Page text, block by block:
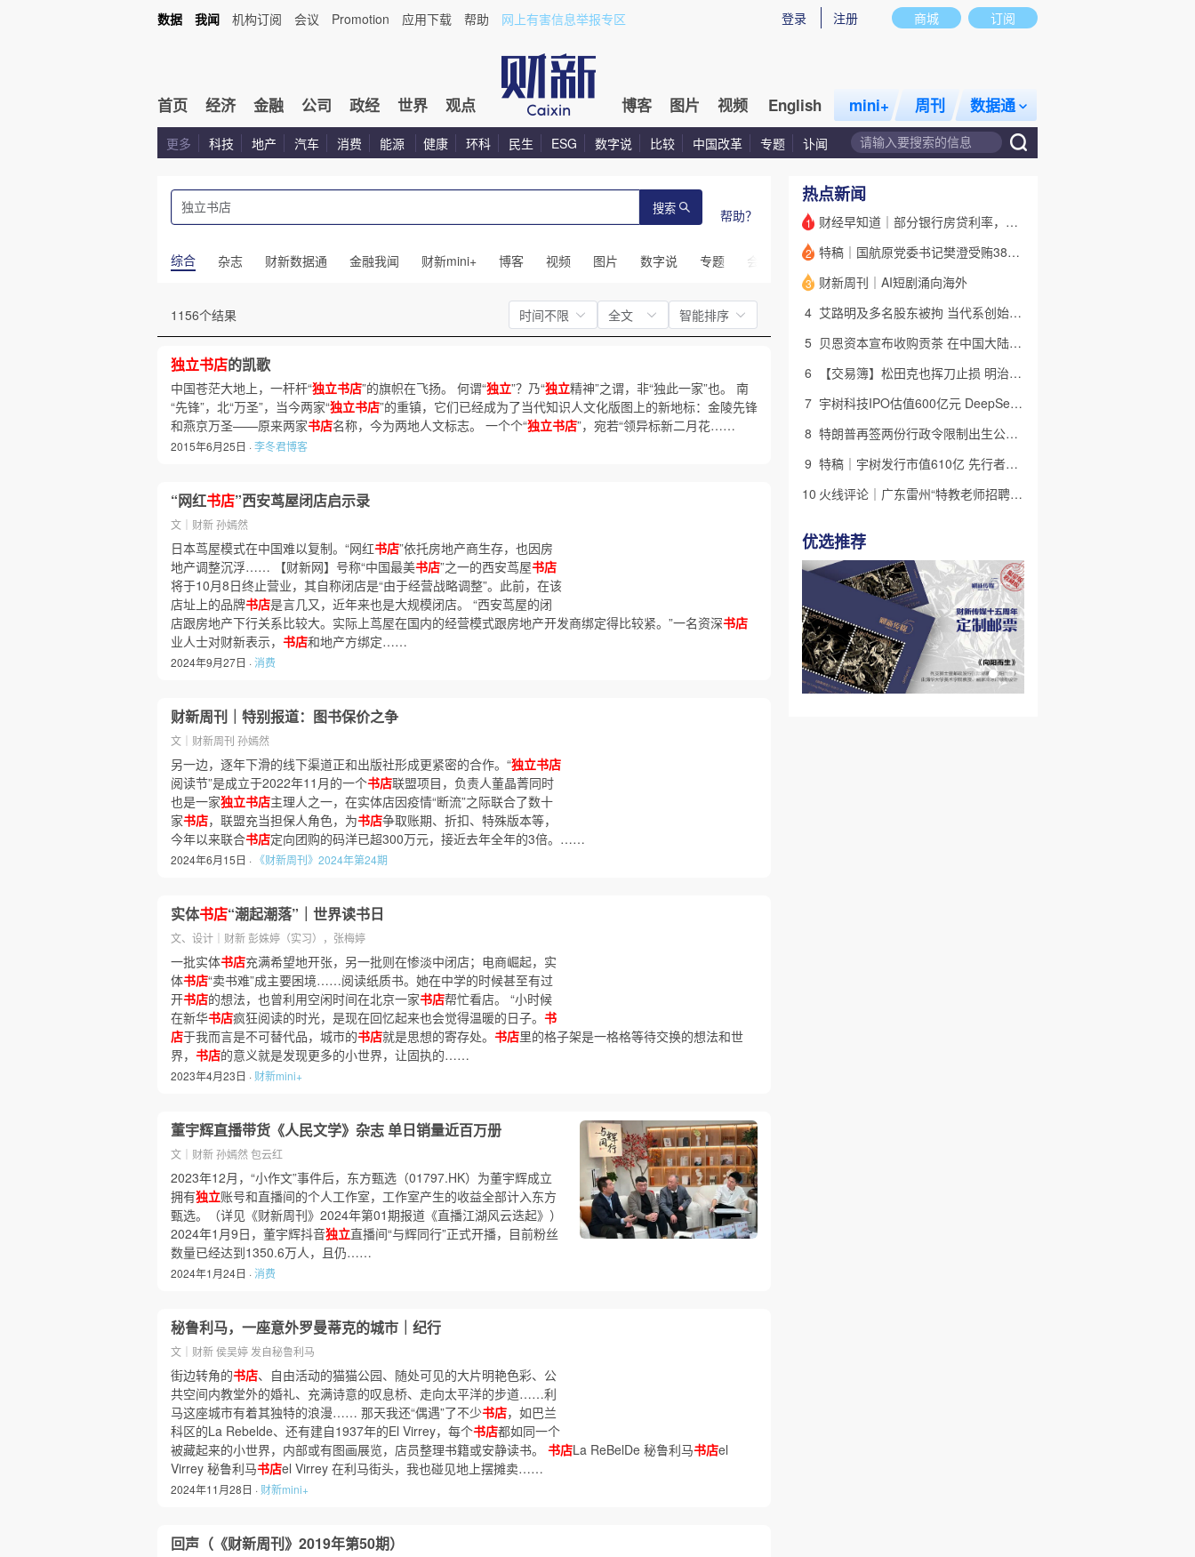
商城 订阅
登录 注册
数据 我闻 机构订阅 会议 Promotion 应用下载 帮助 网上有害信息举报专区
首页 经济 金融 公司 政经 世界 观点 博客 图片 视频 English mini+ 周刊 数据通
更多 科技 地产 汽车 消费 能源 健康 环科 民生 ESG 数字说 比较 中国改革 专题 讣闻
搜索 帮助？
综合 杂志 财新数据通 金融我闻 财新mini+ 博客 视频 图片 数字说 专题 会议 话题 特别呈现 私房课
1156个结果 时间不限 全文 智能排序
独立书店的凯歌
中国苍茫大地上，一杆杆“独立书店”的旗帜在飞扬。 何谓“独立”？乃“独立精神”之谓，非“独此一家”也。 南
“先锋”，北“万圣”，当今两家“独立书店”的重镇，它们已经成为了当代知识人文化版图上的新地标：金陵先锋
和燕京万圣——原来两家书店名称，今为两地人文标志。 一个个“独立书店”，宛若“领异标新二月花……
2015年6月25日 ·李冬君博客
“网红书店”西安茑屋闭店启示录
文｜财新 孙嫣然
日本茑屋模式在中国难以复制。“网红书店”依托房地产商生存，也因房
地产调整沉浮…… 【财新网】号称“中国最美书店”之一的西安茑屋书店
将于10月8日终止营业，其自称闭店是“由于经营战略调整”。此前，在该
店址上的品牌书店是言几又，近年来也是大规模闭店。 “西安茑屋的闭
店跟房地产下行关系比较大。实际上茑屋在国内的经营模式跟房地产开发商绑定得比较紧。”一名资深书店
业人士对财新表示， 书店和地产方绑定……
2024年9月27日 ·消费
财新周刊｜特别报道：图书保价之争
文｜财新周刊 孙嫣然
另一边，逐年下滑的线下渠道正和出版社形成更紧密的合作。“独立书店
阅读节”是成立于2022年11月的一个书店联盟项目，负责人董晶菁同时
也是一家独立书店主理人之一，在实体店因疫情“断流”之际联合了数十
家书店，联盟充当担保人角色，为书店争取账期、折扣、特殊版本等，
今年以来联合书店定向团购的码洋已超300万元，接近去年全年的3倍。……
2024年6月15日 · 《财新周刊》2024年第24期
实体书店“潮起潮落”｜世界读书日
文、设计｜财新 彭姝婷（实习），张梅婷
一批实体书店充满希望地开张，另一批则在惨淡中闭店；电商崛起，实
体书店“卖书难”成主要困境……阅读纸质书。她在中学的时候甚至有过
开书店的想法，也曾利用空闲时间在北京一家书店帮忙看店。 “小时候
在新华书店疯狂阅读的时光，是现在回忆起来也会觉得温暖的日子。 书
店于我而言是不可替代品，城市的书店就是思想的寄存处。 书店里的格子架是一格格等待交换的想法和世
界， 书店的意义就是发现更多的小世界，让固执的……
2023年4月23日 · 财新mini+
董宇辉直播带货《人民文学》杂志 单日销量近百万册
文｜财新 孙嫣然 包云红
2023年12月，“小作文”事件后，东方甄选（01797.HK）为董宇辉成立
拥有独立账号和直播间的个人工作室，工作室产生的收益全部计入东方
甄选。（详见《财新周刊》2024年第01期报道《直播江湖风云迭起》）
2024年1月9日，董宇辉抖音独立直播间“与辉同行”正式开播，目前粉丝
数量已经达到1350.6万人，且仍……
2024年1月24日 ·消费
秘鲁利马，一座意外罗曼蒂克的城市｜纪行
文｜财新 侯吴婷 发自秘鲁利马
街边转角的书店、自由活动的猫猫公园、随处可见的大片明艳色彩、公
共空间内教堂外的婚礼、充满诗意的叹息桥、走向太平洋的步道……利
马这座城市有着其独特的浪漫…… 那天我还“偶遇”了不少书店，如巴兰
科区的La Rebelde、还有建自1937年的El Virrey，每个书店都如同一个
被藏起来的小世界，内部或有图画展览，店员整理书籍或安静读书。 书店La ReBelDe 秘鲁利马书店el
Virrey 秘鲁利马书店el Virrey 在利马街头，我也碰见地上摆摊卖……
2024年11月28日 · 财新mini+
回声（《财新周刊》2019年第50期）
热点新闻
1 财经早知道｜部分银行房贷利率，降至“2字头
2 特稿｜国航原党委书记樊澄受贿3847万元二审待宣判 否认大多数指控
3 财新周刊｜AI短剧涌向海外
4
艾路明及多名股东被拘 当代系创始人因何此时被清算
5
贝恩资本宣布收购贡茶 在中国大陆无法注册商标后退出市场
6
【交易簿】松田克也挥刀止损 明治折戟中国乳业
7
宇树科技IPO估值600亿元 DeepSeek参与战略配售
8
特朗普再签两份行政令限制出生公民权 意图打击生育旅游产业(含视频)
9
特稿｜宇树发行市值610亿 先行者的加速和考验
10
火线评论｜广东雷州“特教老师招聘违规”很雷，仍有诸多疑点
优选推荐